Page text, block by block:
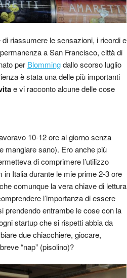
riassumere le sensazioni, i ricordi e
a San Francisco, città di
per Blommingdallo scorso luglio
è stata una delle più importanti
e vi racconto alcune delle cose
10-12 ore al giorno senza
mangiare sano). Ero anche più
di comprimere l’utilizzo
Italia durante le mie prime 2-3 ore
comunque la vera chiave di lettura
l’importanza di essere
prendendo entrambe le cose con la
startup che si rispetti abbia da
due chiacchiere, giocare,
“nap” (pisolino)?